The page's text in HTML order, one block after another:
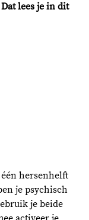
lees je in dit
hersenhelft
je psychisch
je beide